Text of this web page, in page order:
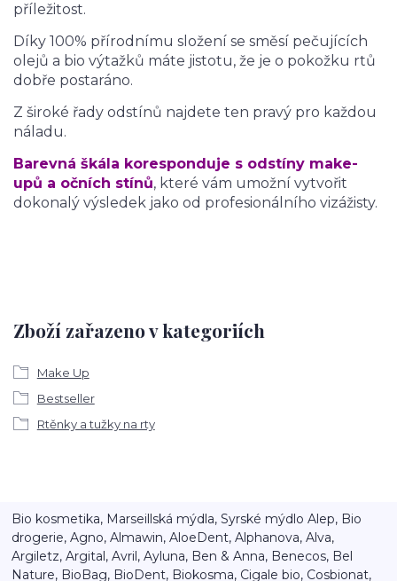
příležitost.
Díky 100% přírodnímu složení se směsí pečujících
olejů a bio výtažků máte jistotu, že je o pokožku rtů
dobře postaráno.
Z široké řady odstínů najdete ten pravý pro každou
náladu.
Barevná škála koresponduje s odstíny make-
upů a očních stínů, které vám umožní vytvořit
dokonalý výsledek jako od profesionálního vizážisty.
Zboží zařazeno v kategoriích
Make Up
Bestseller
Rtěnky a tužky na rty
Bio kosmetika, Marseillská mýdla, Syrské mýdlo Alep, Bio
drogerie, Agno, Almawin, AloeDent, Alphanova, Alva,
Argiletz, Argital, Avril, Ayluna, Ben & Anna, Benecos, Bel
Nature, BioBag, BioDent, Biokosma, Cigale bio, Cosbionat,